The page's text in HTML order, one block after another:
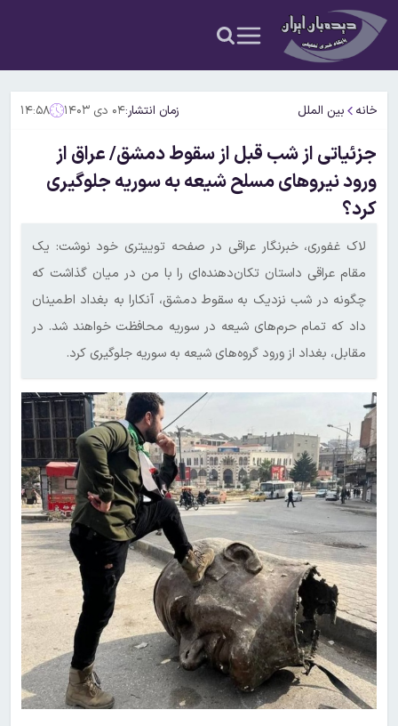
خانه بین الملل زمان انتشار:۰۴ دی ۱۴۰۳ ۱۴:۵۸
جزئیاتی از شب قبل از سقوط دمشق/ عراق از
ورود نیروهای مسلح شیعه به سوریه جلوگیری
کرد؟
لاک غفوری، خبرنگار عراقی در صفحه توییتری خود نوشت: یک
مقام عراقی داستان تکان‌دهنده‌ای را با من در میان گذاشت که
چگونه در شب نزدیک به سقوط دمشق، آنکارا به بغداد اطمینان
داد که تمام حرم‌های شیعه در سوریه محافظت خواهند شد. در
مقابل، بغداد از ورود گروه‌های شیعه به سوریه جلوگیری کرد.